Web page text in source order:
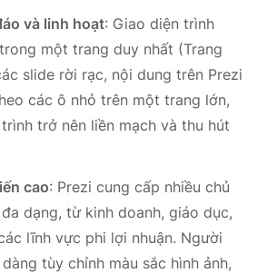
và linh hoạt: Giao diện trình
một trang duy nhất (Trang
slide rời rạc, nội dung trên Prezi
các ô nhỏ trên một trang lớn,
trở nên liền mạch và thu hút
cao: Prezi cung cấp nhiều chủ
dạng, từ kinh doanh, giáo dục,
lĩnh vực phi lợi nhuận. Người
tùy chỉnh màu sắc hình ảnh,